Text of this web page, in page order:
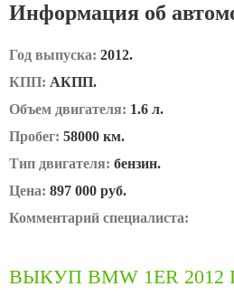
Информация об
Год выпуска: 2012.
КПП: АКПП.
Объем двигателя: 1.6 л.
Пробег: 58000 км.
Тип двигателя: бензин.
Цена: 897 000 руб.
Комментарий специалиста:
ВЫКУП BMW 1ER 2012